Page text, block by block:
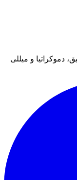
دموکراتیا و میللی